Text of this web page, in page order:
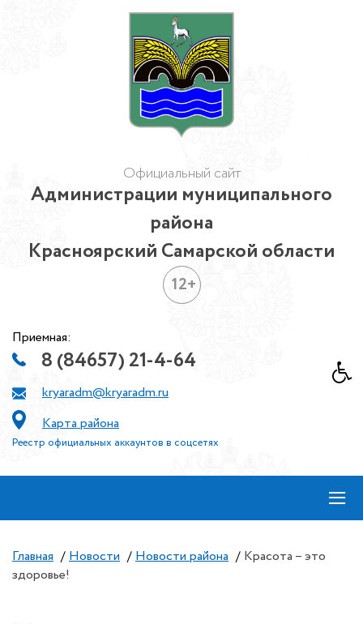
Официальный сайт
Администрации муниципального
района
Красноярский Самарской области
12+
Приемная:
8 (84657) 21-4-64
kryaradm@kryaradm.ru
Карта района
Реестр официальных аккаунтов в соцсетях
≡
Главная / Новости / Новости района / Красота – это
здоровье!